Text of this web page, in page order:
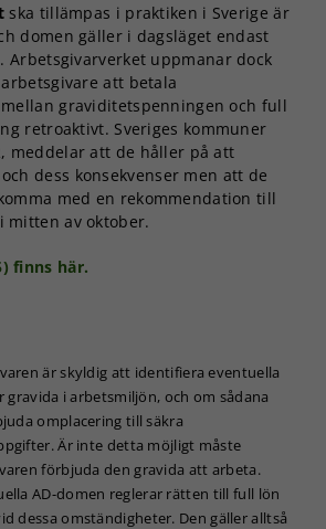
ska tillämpas i praktiken i Sverige är
domen gäller i dagsläget endast
Arbetsgivarverket uppmanar dock
att betala
graviditetspenningen och full
retroaktivt. Sveriges kommuner
meddelar att de håller på att
dess konsekvenser men att de
med en rekommendation till
mitten av oktober.
finns här.
är skyldig att identifiera eventuella
gravida i arbetsmiljön, och om sådana
omplacering till säkra
Är inte detta möjligt måste
förbjuda den gravida att arbeta.
AD-domen reglerar rätten till full lön
dessa omständigheter. Den gäller alltså